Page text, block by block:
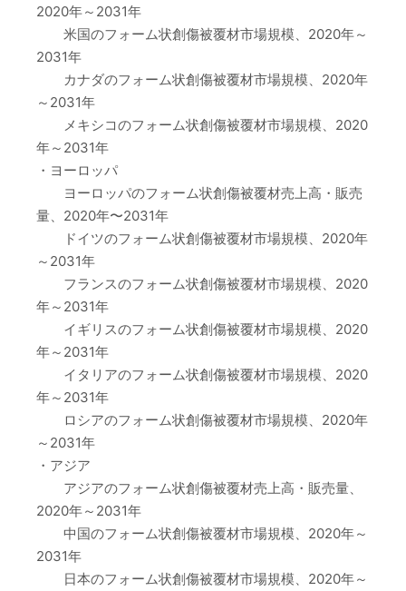
2020年～2031年
米国のフォーム状創傷被覆材市場規模、2020年～
2031年
カナダのフォーム状創傷被覆材市場規模、2020年
～2031年
メキシコのフォーム状創傷被覆材市場規模、2020
年～2031年
・ヨーロッパ
ヨーロッパのフォーム状創傷被覆材売上高・販売
量、2020年〜2031年
ドイツのフォーム状創傷被覆材市場規模、2020年
～2031年
フランスのフォーム状創傷被覆材市場規模、2020
年～2031年
イギリスのフォーム状創傷被覆材市場規模、2020
年～2031年
イタリアのフォーム状創傷被覆材市場規模、2020
年～2031年
ロシアのフォーム状創傷被覆材市場規模、2020年
～2031年
・アジア
アジアのフォーム状創傷被覆材売上高・販売量、
2020年～2031年
中国のフォーム状創傷被覆材市場規模、2020年～
2031年
日本のフォーム状創傷被覆材市場規模、2020年～